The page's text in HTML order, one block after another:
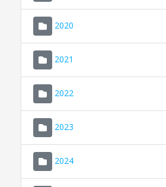
2020
2021
2022
2023
2024